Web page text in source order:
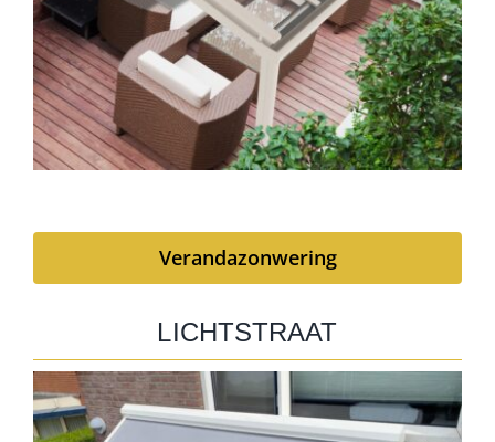
Verandazonwering
LICHTSTRAAT